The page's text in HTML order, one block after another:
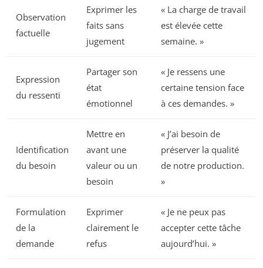
Observation
factuelle
Exprimer les
faits sans
jugement
« La charge de travail
est élevée cette
semaine. »
Expression
du ressenti
Partager son
état
émotionnel
« Je ressens une
certaine tension face
à ces demandes. »
Identification
du besoin
Mettre en
avant une
valeur ou un
besoin
« J’ai besoin de
préserver la qualité
de notre production.
»
Formulation
de la
demande
Exprimer
clairement le
refus
« Je ne peux pas
accepter cette tâche
aujourd’hui. »